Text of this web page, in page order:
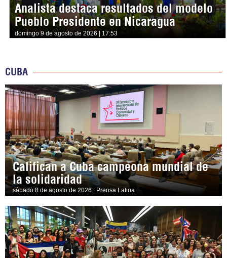
Analista destaca resultados del modelo
Pueblo Presidente en Nicaragua
domingo 9 de agosto de 2026 | 17:53
CUBA
Califican a Cuba campeona mundial de
la solidaridad
sábado 8 de agosto de 2026 | Prensa Latina